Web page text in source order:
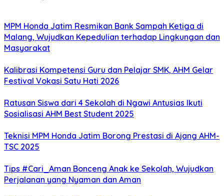
MPM Honda Jatim Resmikan Bank Sampah Ketiga di
Malang, Wujudkan Kepedulian terhadap Lingkungan dan
Masyarakat
Kalibrasi Kompetensi Guru dan Pelajar SMK, AHM Gelar
Festival Vokasi Satu Hati 2026
Ratusan Siswa dari 4 Sekolah di Ngawi Antusias Ikuti
Sosialisasi AHM Best Student 2025
Teknisi MPM Honda Jatim Borong Prestasi di Ajang AHM-
TSC 2025
Tips #Cari_Aman Bonceng Anak ke Sekolah, Wujudkan
Perjalanan yang Nyaman dan Aman